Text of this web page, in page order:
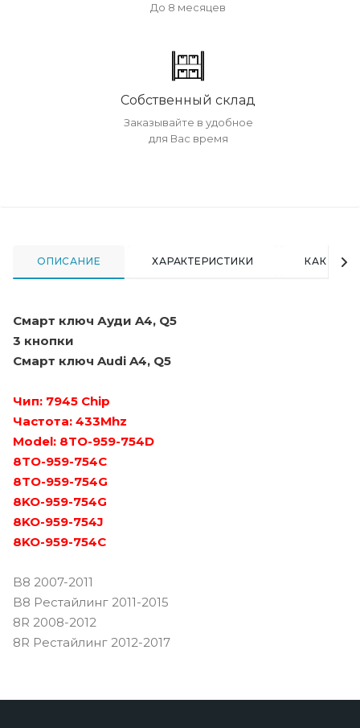
До 8 месяцев
Собственный склад
Заказывайте в удобное
для Вас время
ОПИСАНИЕ ХАРАКТЕРИСТИКИ КАК
Смарт ключ Ауди A4, Q5
3 кнопки
Смарт ключ Audi A4, Q5
Чип: 7945 Chip
Частота: 433Mhz
Model: 8TO-959-754D
8TO-959-754C
8TO-959-754G
8KO-959-754G
8KO-959-754J
8KO-959-754C
B8 2007-2011
B8 Рестайлинг 2011-2015
8R 2008-2012
8R Рестайлинг 2012-2017